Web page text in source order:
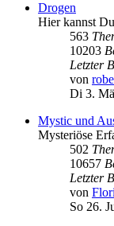
Drogen
Hier kannst
563
10203
Letzter
von
Di 3.
Mystic und
Mysteriöse
502
10657
Letzter
von
So 26.